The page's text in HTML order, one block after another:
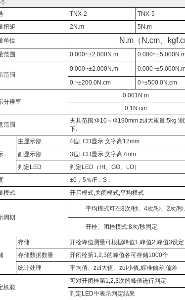
5
TNX-2 TNX-5
扭矩 2N.m 5N.m
单位 N.m （N.cm、
范围
0.000~±2.000N.m 0.000~
范围
0.000~±2.000N.m 0.000~
0.~±200.0N.cm 0~±500.0N.cm
分辨率
0.001N.m
0.1N.cm
范围
夹具范围:Φ10～Φ190mm zui大重量:5kg
下.
主显示部 4位LCD显示 文字高12mm
副显示部
3位LCD显示 文字高7mm
判定LED
判定LED（HI、GO、LO）
±0．5％/F．S．
模式
开启模式,关闭模式,平均模式
周期
平均模式可在8次/秒、4次/秒、2次/秒
开栓、闭栓模式:8次/秒固定
存储
开栓峰值测量可根据峰值1,峰值2,峰值3设定
存储数据数量
开闭栓第1,2,3的峰值各可存储1000个
统计处理
平均值、zui大值、zui小值,标准偏差,偏差
机能
可对开闭栓第1,2,3次的峰值进行判定
判定LED中表示判定结果